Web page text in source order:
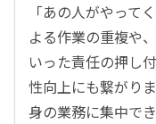
「あの人がやって
よる作業の重複や
いった責任の押し
性向上にも繋がり
身の業務に集中で